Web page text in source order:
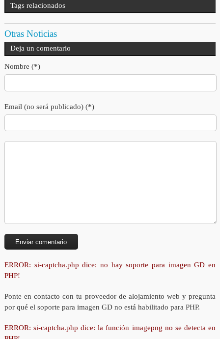
Tags relacionados
Otras Noticias
Deja un comentario
Nombre (*)
Email (no será publicado) (*)
ERROR: si-captcha.php dice: no hay soporte para imagen GD en
PHP!
Ponte en contacto con tu proveedor de alojamiento web y pregunta
por qué el soporte para imagen GD no está habilitado para PHP.
ERROR: si-captcha.php dice: la función imagepng no se detecta en